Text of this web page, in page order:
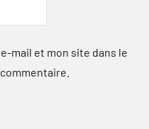
mail et mon site dans le